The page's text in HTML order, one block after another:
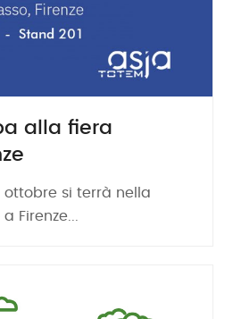
alla fiera
ottobre si terrà nella
Firenze...